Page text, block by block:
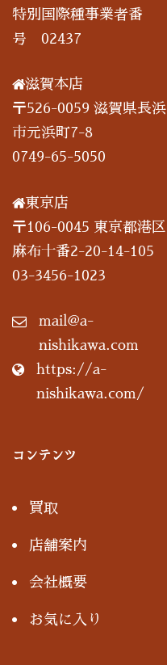
特別国際種事業者番
号 02437
滋賀本店
〒526-0059 滋賀県長浜
市元浜町7-8
0749-65-5050
東京店
〒106-0045 東京都港区
麻布十番2-20-14-105
03-3456-1023
mail@a-
nishikawa.com
https://a-
nishikawa.com/
コンテンツ
買取
店舗案内
会社概要
お気に入り